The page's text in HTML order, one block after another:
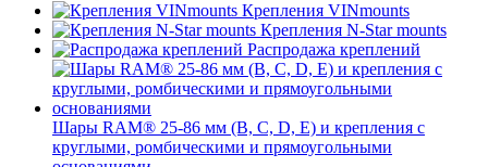
Крепления VINmounts
Крепления N-Star mounts
Распродажа креплений
Шары RAM® 25-86 мм (B, C, D, E) и крепления с
круглыми, ромбическими и прямоугольными